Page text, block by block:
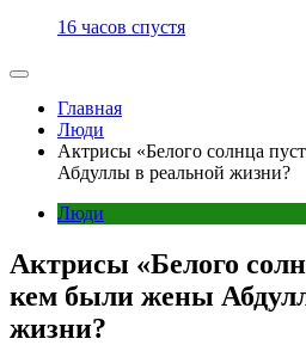
16 часов спустя
Главная
Люди
Актрисы «Белого солнца
Абдуллы в реальной жизни?
Люди
Актрисы «Белого
кем были жены
жизни?